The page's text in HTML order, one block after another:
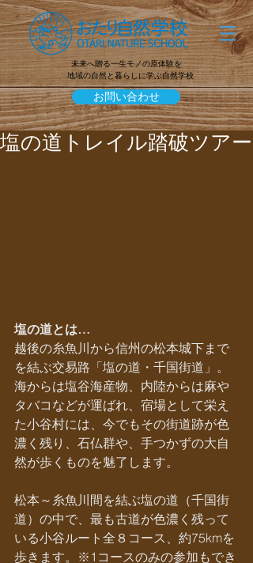
未来へ贈る一生モノの原体験を
地域の自然と暮らしに学ぶ自然学校
お問い合わせ
塩の道トレイル踏破ツアー
塩の道とは…
越後の糸魚川から信州の松本城下まで
を結ぶ交易路「塩の道・千国街道」。
海からは塩谷海産物、内陸からは麻や
タバコなどが運ばれ、宿場として栄え
た小谷村には、今でもその街道跡が色
濃く残り、石仏群や、手つかずの大自
然が歩くものを魅了します。
松本～糸魚川間を結ぶ塩の道（千国街
道）の中で、最も古道が色濃く残って
いる小谷ルート全８コース、約75kmを
歩きます。※1コースのみの参加もでき